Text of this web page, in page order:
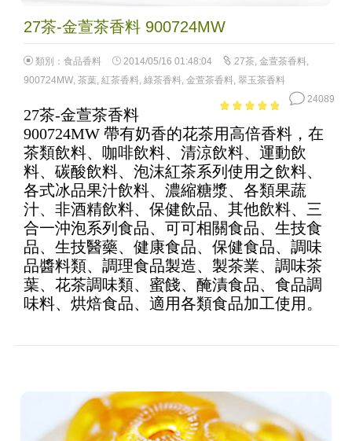
27茶-金萱茶香料 900724MW
類別： 食品香料 2014/05/16 01:48:04 27茶, 金萱茶香料,
900724MW, 茶葉, 紅茶香料, 綠茶香料, 金萱茶香料, 翠玉茶香料
24089
5
27茶-金萱茶香料
900724MW 帶有奶香的花茶用高倍香料，在
茶類飲料、咖啡飲料、清涼飲料、運動飲
料、碳酸飲料、泡沫紅茶系列使用之飲料、
各式冰品果汁飲料、濃縮糖漿、各類果蔬
汁、非酒精飲料、保健飲品、其他飲料、三
合一沖泡系列食品、可可相關食品、生技食
品、生技醫藥、健康食品、保健食品、調味
品醬料類、調理食品製造、製茶業、調味茶
葉、花茶調味類、蜜餞、醃漬食品、食品調
味料、烘焙食品、適用各類食品加工使用。